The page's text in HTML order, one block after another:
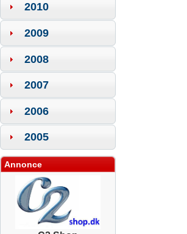
2010
2009
2008
2007
2006
2005
Annonce